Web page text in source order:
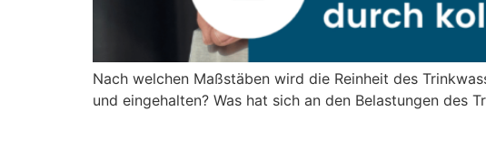
Nach welchen Maßstäben wird die Reinheit des
und eingehalten? Was hat sich an den Belastungen des